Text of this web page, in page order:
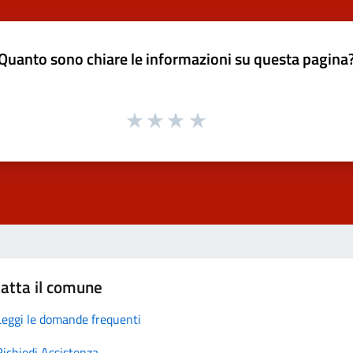
sono chiare le informazioni su questa
il comune
le domande frequenti